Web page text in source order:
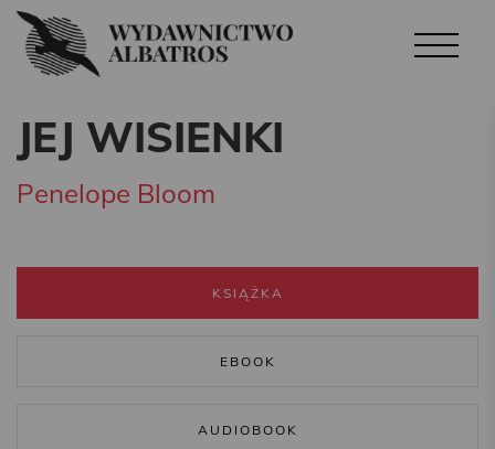
JEJ WISIENKI
Penelope Bloom
KSIĄŻKA
EBOOK
AUDIOBOOK